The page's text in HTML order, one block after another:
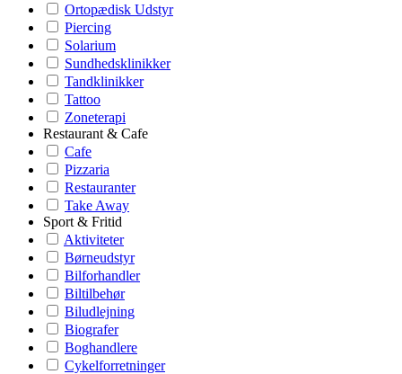
Ortopædisk Udstyr
Piercing
Solarium
Sundhedsklinikker
Tandklinikker
Tattoo
Zoneterapi
Restaurant & Cafe
Cafe
Pizzaria
Restauranter
Take Away
Sport & Fritid
Aktiviteter
Børneudstyr
Bilforhandler
Biltilbehør
Biludlejning
Biografer
Boghandlere
Cykelforretninger